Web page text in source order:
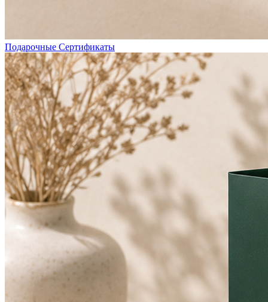
Подарочные Сертификаты